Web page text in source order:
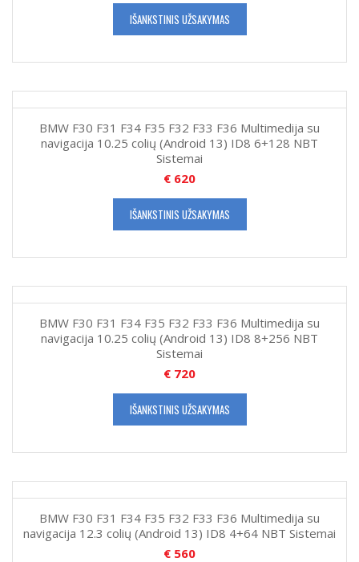
IŠANKSTINIS UŽSAKYMAS
BMW F30 F31 F34 F35 F32 F33 F36 Multimedija su
navigacija 10.25 colių (Android 13) ID8 6+128 NBT
Sistemai
€ 620
IŠANKSTINIS UŽSAKYMAS
BMW F30 F31 F34 F35 F32 F33 F36 Multimedija su
navigacija 10.25 colių (Android 13) ID8 8+256 NBT
Sistemai
€ 720
IŠANKSTINIS UŽSAKYMAS
BMW F30 F31 F34 F35 F32 F33 F36 Multimedija su
navigacija 12.3 colių (Android 13) ID8 4+64 NBT Sistemai
€ 560